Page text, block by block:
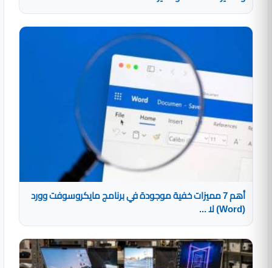
أهم 7 مميزات خفية موجودة في برنامج مايكروسوفت وورد
(Word) لا ...